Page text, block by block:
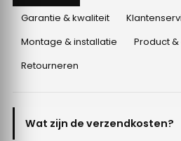
Garantie & kwaliteit
Montage & installatie
Product
Retourneren
Wat zijn de verzendkosten?